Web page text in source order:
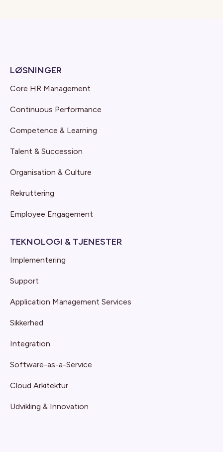
LØSNINGER
Core HR Management
Continuous Performance
Competence & Learning
Talent & Succession
Organisation & Culture
Rekruttering
Employee Engagement
TEKNOLOGI & TJENESTER
Implementering
Support
Application Management Services
Sikkerhed
Integration
Software-as-a-Service
Cloud Arkitektur
Udvikling & Innovation